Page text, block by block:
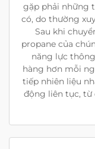
gặp phải những
có, do thường
Sau khi
propane của
năng lực
hàng hơn mỗi
tiếp nhiên liệu
động liên tục, từ